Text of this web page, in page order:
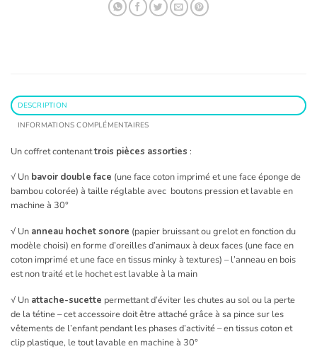
DESCRIPTION
INFORMATIONS COMPLÉMENTAIRES
Un coffret contenanttrois pièces assorties :
√ Un bavoir double face (une face coton imprimé et une face éponge de
bambou colorée) à taille réglable avec boutons pression et lavable en
machine à 30°
√ Un anneau hochet sonore (papier bruissant ou grelot en fonction du
modèle choisi) en forme d’oreilles d’animaux à deux faces (une face en
coton imprimé et une face en tissus minky à textures) – l’anneau en bois
est non traité et le hochet est lavable à la main
√ Un attache-sucette permettant d’éviter les chutes au sol ou la perte
de la tétine – cet accessoire doit être attaché grâce à sa pince sur les
vêtements de l’enfant pendant les phases d’activité – en tissus coton et
clip plastique, le tout lavable en machine à 30°